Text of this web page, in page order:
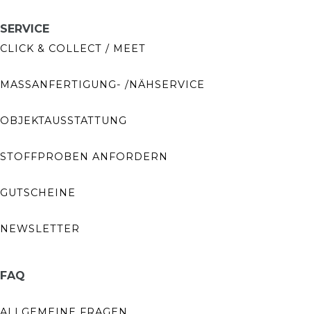
SERVICE
CLICK & COLLECT / MEET
MASSANFERTIGUNG- /NÄHSERVICE
OBJEKTAUSSTATTUNG
STOFFPROBEN ANFORDERN
GUTSCHEINE
NEWSLETTER
FAQ